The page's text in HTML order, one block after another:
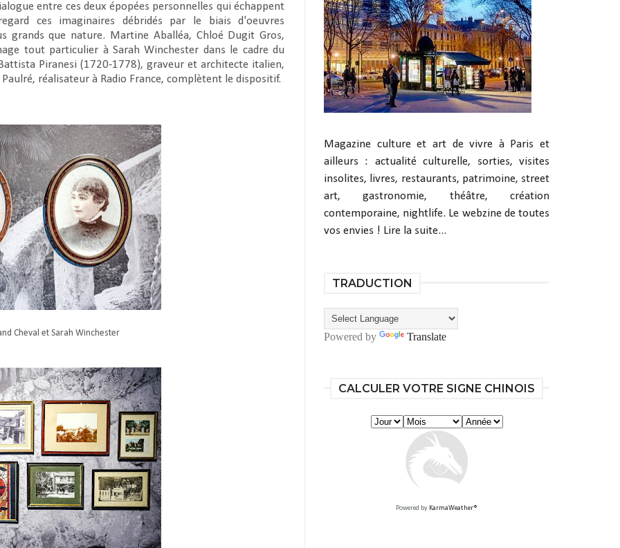
entre ces deux épopées personnelles qui échappent
ces imaginaires débridés par le biais d'oeuvres
grands que nature. Martine Aballéa, Chloé Dugit Gros,
tout particulier à Sarah Winchester dans le cadre du
Piranesi (1720-1778), graveur et architecte italien,
réalisateur à Radio France, complètent le dispositif.
Cheval et Sarah Winchester
Magazine culture et art de vivre à Paris et
ailleurs : actualité culturelle, sorties, visites
insolites, livres, restaurants, patrimoine, street
art, gastronomie, théâtre, création
contemporaine, nightlife. Le webzine de toutes
vos envies ! Lire la suite...
TRADUCTION
Powered by Translate
CALCULER VOTRE SIGNE CHINOIS
Powered by KarmaWeather®